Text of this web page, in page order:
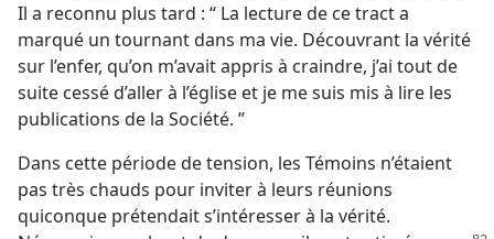
Il a reconnu plus tard : “ La lecture de ce tract a
marqué un tournant dans ma vie. Découvrant la vérité
sur l’enfer, qu’on m’avait appris à craindre, j’ai tout de
suite cessé d’aller à l’église et je me suis mis à lire les
publications de la Société. ”
Dans cette période de tension, les Témoins n’étaient
pas très chauds pour inviter à leurs réunions
quiconque prétendait s’intéresser à la vérité.